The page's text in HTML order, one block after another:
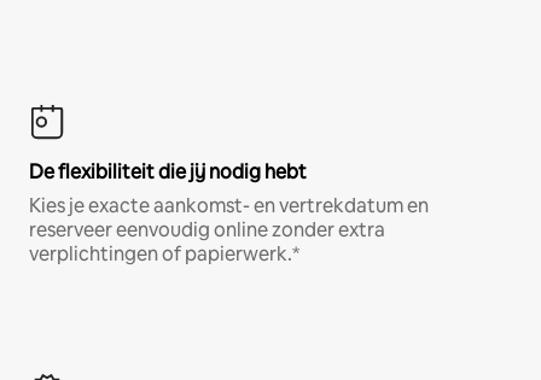
De flexibiliteit die jij nodig hebt
Kies je exacte aankomst- en vertrekdatum en
reserveer eenvoudig online zonder extra
verplichtingen of papierwerk.*